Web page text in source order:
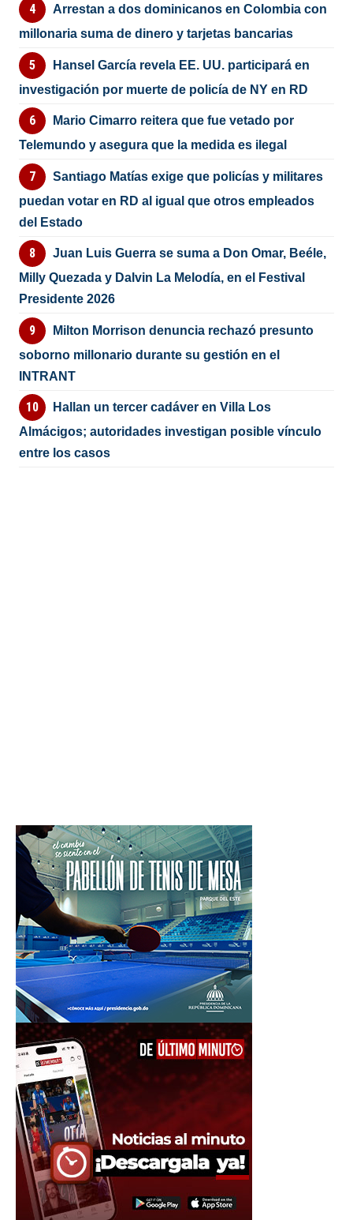
Arrestan a dos dominicanos en Colombia con
millonaria suma de dinero y tarjetas bancarias
Hansel García revela EE. UU. participará en
investigación por muerte de policía de NY en RD
Mario Cimarro reitera que fue vetado por
Telemundo y asegura que la medida es ilegal
Santiago Matías exige que policías y militares
puedan votar en RD al igual que otros empleados
del Estado
Juan Luis Guerra se suma a Don Omar, Beéle,
Milly Quezada y Dalvin La Melodía, en el Festival
Presidente 2026
Milton Morrison denuncia rechazó presunto
soborno millonario durante su gestión en el
INTRANT
Hallan un tercer cadáver en Villa Los
Almácigos; autoridades investigan posible vínculo
entre los casos